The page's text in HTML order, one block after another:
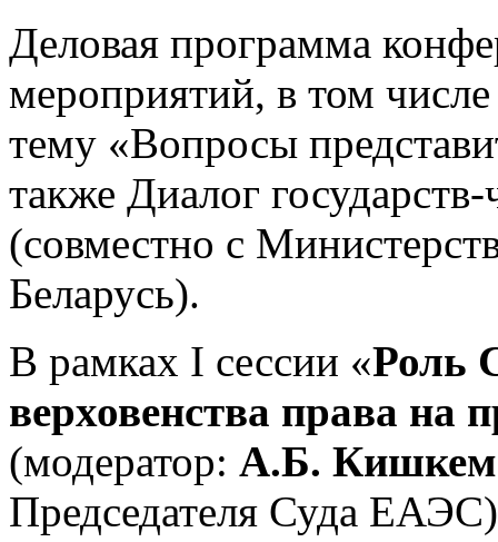
Деловая программа
мероприятий, в том
тему «Вопросы
также Диалог
(совместно с
Беларусь).
В рамках I сессии «Роль
верховенства права на
(модератор: А.Б.
Председателя Суда